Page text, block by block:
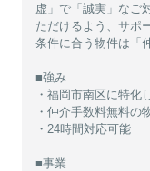
虚」で「誠実」なご
ただけるよう、サポ
条件に合う物件は「
■強み
・福岡市南区に特化
・仲介手数料無料の
・24時間対応可能
■事業